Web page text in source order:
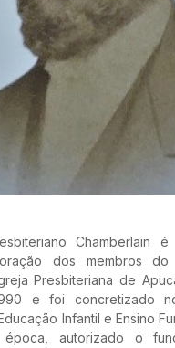
Chamberlain
dos membros
Presbiteriana de
e foi concretizado
Infantil e Ensino
autorizado o